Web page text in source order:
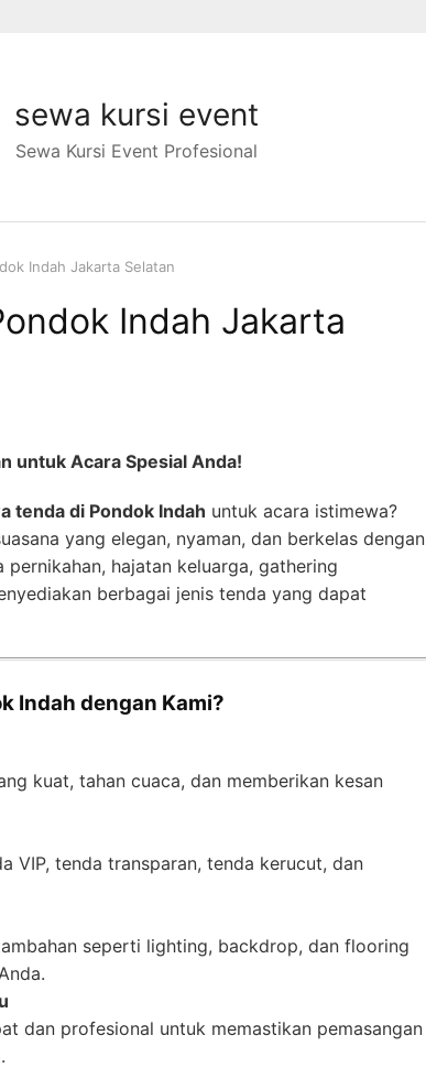
sewa kursi event
Sewa Kursi Event Profesional
Indah Jakarta Selatan
Indah Jakarta
untuk Acara Spesial Anda!
tenda di Pondok Indah untuk acara istimewa?
yang elegan, nyaman, dan berkelas dengan
hajatan keluarga, gathering
berbagai jenis tenda yang dapat
Indah dengan Kami?
kuat, tahan cuaca, dan memberikan kesan
VIP, tenda transparan, tenda kerucut, dan
seperti lighting, backdrop, dan flooring
dan profesional untuk memastikan pemasangan